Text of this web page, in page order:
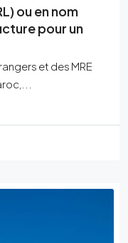
ou en nom
pour un
et des MRE